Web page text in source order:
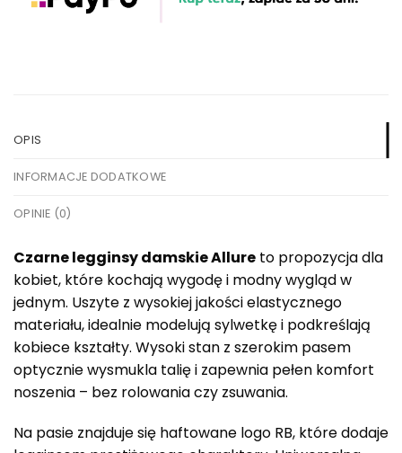
OPIS
INFORMACJE DODATKOWE
OPINIE (0)
Czarne legginsy damskie Allure to propozycja dla
kobiet, które kochają wygodę i modny wygląd w
jednym. Uszyte z wysokiej jakości elastycznego
materiału, idealnie modelują sylwetkę i podkreślają
kobiece kształty. Wysoki stan z szerokim pasem
optycznie wysmukla talię i zapewnia pełen komfort
noszenia – bez rolowania czy zsuwania.
Na pasie znajduje się haftowane logo RB, które dodaje